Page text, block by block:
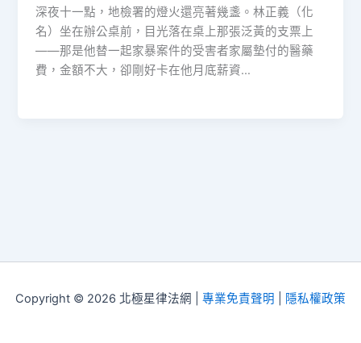
深夜十一點，地檢署的燈火還亮著幾盞。林正義（化
名）坐在辦公桌前，目光落在桌上那張泛黃的支票上
——那是他替一起家暴案件的受害者家屬墊付的醫藥
費，金額不大，卻剛好卡在他月底薪資…
Copyright © 2026 北極星律法網 | 專業免責聲明 隱私權政策